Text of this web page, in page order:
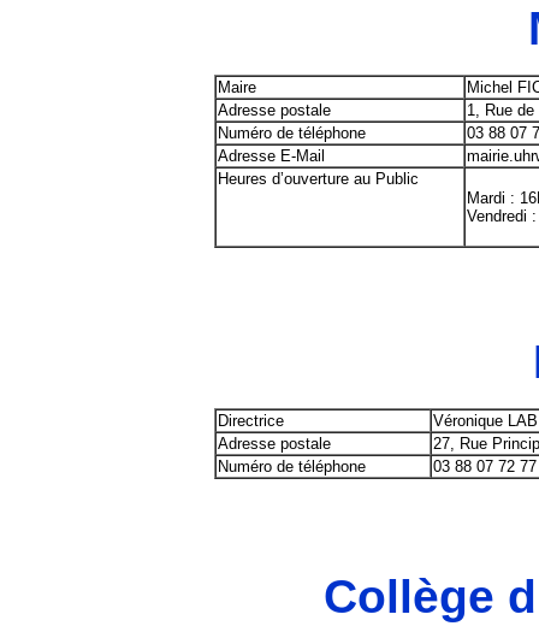
Maire
Michel
Adresse postale
1, Rue
Numéro de téléphone
03 88 07
Adresse E-Mail
Heures d’ouverture au Public
Mardi :
Vendredi
Directrice
Véronique
Adresse postale
27, Rue
Numéro de téléphone
03 88 07 72 77
Collège